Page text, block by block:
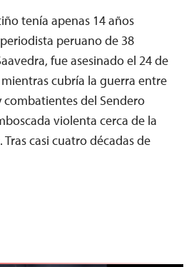
tenía apenas 14 años
peruano de 38
fue asesinado el 24 de
cubría la guerra entre
del Sendero
violenta cerca de la
casi cuatro décadas de